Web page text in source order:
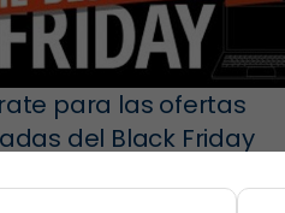
para las ofertas
del Black Friday